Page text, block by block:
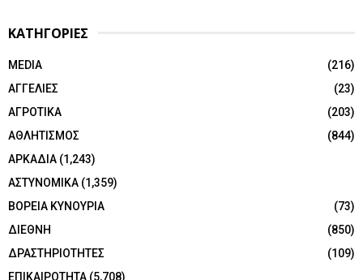
ΚΑΤΗΓΟΡΙΕΣ
MEDIA
(216)
ΑΓΓΕΛΙΕΣ
(23)
ΑΓΡΟΤΙΚΑ
(203)
ΑΘΛΗΤΙΣΜΟΣ
(844)
ΑΡΚΑΔΙΑ (1,243)
ΑΣΤΥΝΟΜΙΚΑ (1,359)
ΒΟΡΕΙΑ ΚΥΝΟΥΡΙΑ
(73)
ΔΙΕΘΝΗ
(850)
ΔΡΑΣΤΗΡΙΟΤΗΤΕΣ
(109)
ΕΠΙΚΑΙΡΟΤΗΤΑ (5,708)